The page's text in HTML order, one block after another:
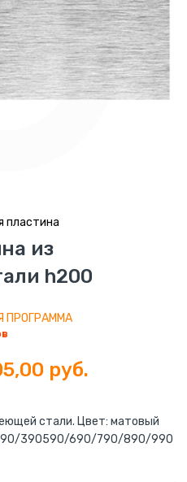
пластина
из
h200
ПРОГРАММА
руб.
стали. Цвет: матовый
390590/690/790/890/990